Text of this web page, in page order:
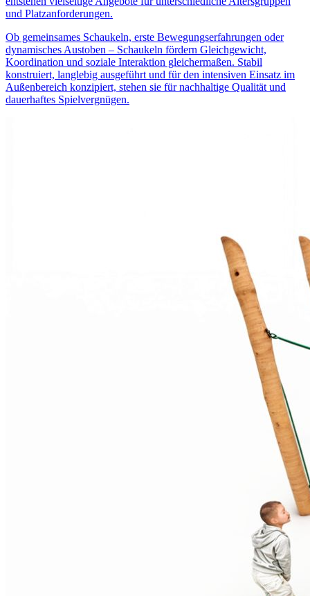
und Platzanforderungen.
Ob gemeinsames Schaukeln, erste Bewegungserfahrungen oder
dynamisches Austoben – Schaukeln fördern Gleichgewicht,
Koordination und soziale Interaktion gleichermaßen. Stabil
konstruiert, langlebig ausgeführt und für den intensiven Einsatz im
Außenbereich konzipiert, stehen sie für nachhaltige Qualität und
dauerhaftes Spielvergnügen.